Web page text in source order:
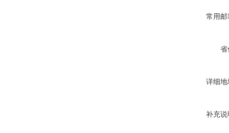
常用邮
省
详细地
补充说